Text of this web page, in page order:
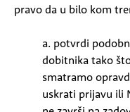
pravo da u bilo kom
a. potvrdi
dobitnika tako
smatramo
uskrati prijavu ili